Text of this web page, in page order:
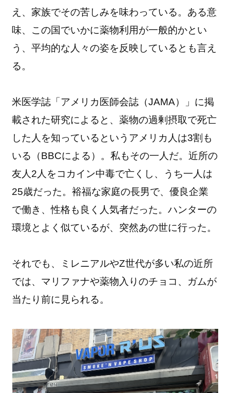
え、家族でその苦しみを味わっている。ある意
味、この国でいかに薬物利用が一般的かとい
う、平均的な人々の姿を反映しているとも言え
る。
米医学誌「アメリカ医師会誌（JAMA）」に掲
載された研究によると、薬物の過剰摂取で死亡
した人を知っているというアメリカ人は3割も
いる（BBCによる）。私もその一人だ。近所の
友人2人をコカイン中毒で亡くし、うち一人は
25歳だった。裕福な家庭の長男で、優良企業
で働き、性格も良く人気者だった。ハンターの
環境とよく似ているが、突然あの世に行った。
それでも、ミレニアルやZ世代が多い私の近所
では、マリファナや薬物入りのチョコ、ガムが
当たり前に見られる。